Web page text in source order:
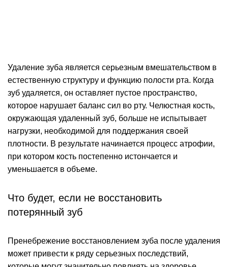
Удаление зуба является серьезным вмешательством в
естественную структуру и функцию полости рта. Когда
зуб удаляется, он оставляет пустое пространство,
которое нарушает баланс сил во рту. Челюстная кость,
окружающая удаленный зуб, больше не испытывает
нагрузки, необходимой для поддержания своей
плотности. В результате начинается процесс атрофии,
при котором кость постепенно истончается и
уменьшается в объеме.
Что будет, если не восстановить
потерянный зуб
Пренебрежение восстановлением зуба после удаления
может привести к ряду серьезных последствий,